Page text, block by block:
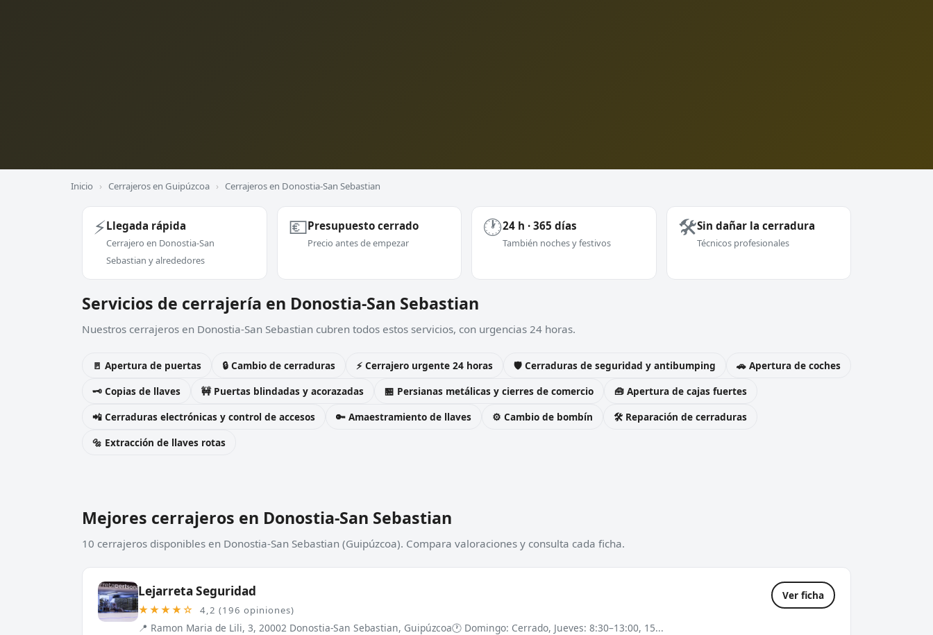
Inicio › Cerrajeros en Guipúzcoa › Cerrajeros en Donostia-San Sebastian
⚡Llegada rápida
Cerrajero en Donostia-San
Sebastian y alrededores
💶Presupuesto cerrado
Precio antes de empezar
🕐24 h · 365 días
También noches y festivos
🛠️Sin dañar la cerradura
Técnicos profesionales
Servicios de cerrajería en Donostia-San Sebastian
Nuestros cerrajeros en Donostia-San Sebastian cubren todos estos servicios, con urgencias 24 horas.
🚪 Apertura de puertas 🔒 Cambio de cerraduras ⚡ Cerrajero urgente 24 horas 🛡️ Cerraduras de seguridad y antibumping
🚗 Apertura de coches
🗝️ Copias de llaves
🚧 Puertas blindadas y acorazadas 🏪 Persianas metálicas y cierres de comercio
🧰 Apertura de cajas fuertes
📲 Cerraduras electrónicas y control de accesos
🔑 Amaestramiento de llaves ⚙️ Cambio de bombín
🛠️ Reparación de cerraduras
🔩 Extracción de llaves rotas
Mejores cerrajeros en Donostia-San Sebastian
10 cerrajeros disponibles en Donostia-San Sebastian (Guipúzcoa). Compara valoraciones y consulta cada ficha.
Lejarreta Seguridad
★★★★☆ 4,2 (196 opiniones)
📍 Ramon Maria de Lili, 3, 20002 Donostia-San Sebastian, Guipúzcoa🕐 Domingo: Cerrado, Jueves: 8:30–13:00, 15...
Ver ficha